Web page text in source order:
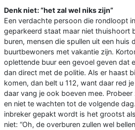
Denk niet: “het zal wel niks zijn”
Een verdachte persoon die rondloopt
geparkeerd staat maar niet thuishoort
buren, mensen die spullen uit een huis
buurtbewoners met vakantie zijn.
oplettende buur een gevoel geven dat
dan direct met de politie. Als er haast
komen, dan belt u 112, want daar red
daar vang je ook boeven mee.
en niet te wachten tot de volgende
inbreker gepakt wordt is het grootst
niet: “Oh, de overburen zullen wel